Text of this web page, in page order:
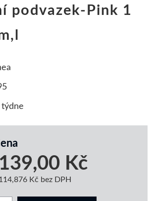
podvazek-Pink 1
139,00 Kč
Kč bez DPH